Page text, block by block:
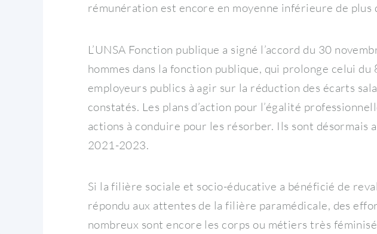
rémunération est encore en moyenne inférieure de plus
L’UNSA Fonction publique a signé l’accord du 30
hommes dans la fonction publique, qui prolonge celui
employeurs publics à agir sur la réduction des écarts
constatés. Les plans d’action pour l’égalité
actions à conduire pour les résorber. Ils sont
2021-2023.
Si la filière sociale et socio-éducative a bénéficié de
répondu aux attentes de la filière paramédicale, des
nombreux sont encore les corps ou métiers très